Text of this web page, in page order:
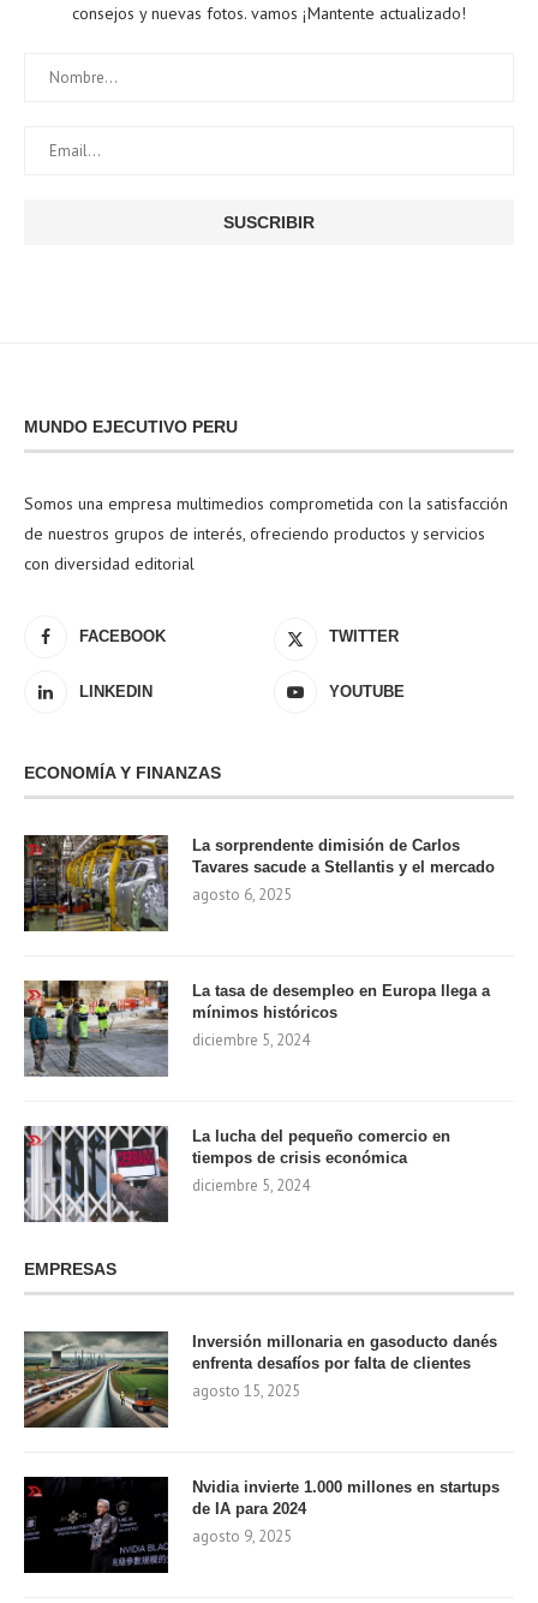
consejos y nuevas fotos. vamos ¡Mantente actualizado!
MUNDO EJECUTIVO PERU
Somos una empresa multimedios comprometida con la satisfacción
de nuestros grupos de interés, ofreciendo productos y servicios
con diversidad editorial
FACEBOOK TWITTER
LINKEDIN YOUTUBE
ECONOMÍA Y FINANZAS
La sorprendente dimisión de Carlos
Tavares sacude a Stellantis y el mercado
agosto 6, 2025
La tasa de desempleo en Europa llega a
mínimos históricos
diciembre 5, 2024
La lucha del pequeño comercio en
tiempos de crisis económica
diciembre 5, 2024
EMPRESAS
Inversión millonaria en gasoducto danés
enfrenta desafíos por falta de clientes
agosto 15, 2025
Nvidia invierte 1.000 millones en startups
de IA para 2024
agosto 9, 2025